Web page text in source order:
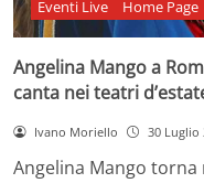
Eventi Live Home Page
Angelina Mango a
canta nei teatri
Ivano Moriello 30 Luglio
Angelina Mango torna